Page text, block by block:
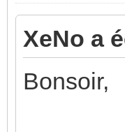
XeNo a
Bonsoir,